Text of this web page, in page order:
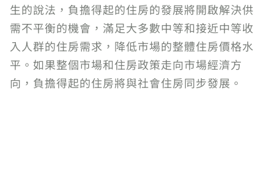
生的說法，負擔得起的住房的發展將開啟解決供
需不平衡的機會，滿足大多數中等和接近中等收
入人群的住房需求，降低市場的整體住房價格水
平。如果整個市場和住房政策走向市場經濟方
向，負擔得起的住房將與社會住房同步發展。